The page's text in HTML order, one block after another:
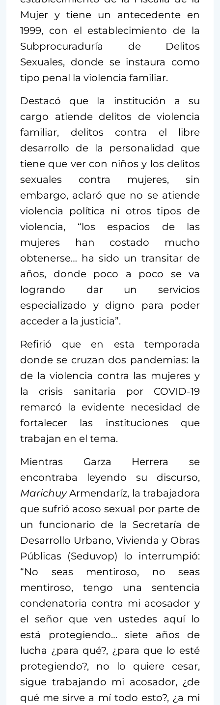
Mujer y tiene un antecedente en
1999, con el establecimiento de la
Subprocuraduría de Delitos
Sexuales, donde se instaura como
tipo penal la violencia familiar.
Destacó que la institución a su
cargo atiende delitos de violencia
familiar, delitos contra el libre
desarrollo de la personalidad que
tiene que ver con niños y los delitos
sexuales contra mujeres, sin
embargo, aclaró que no se atiende
violencia política ni otros tipos de
violencia, “los espacios de las
mujeres han costado mucho
obtenerse… ha sido un transitar de
años, donde poco a poco se va
logrando dar un servicios
especializado y digno para poder
acceder a la justicia”.
Refirió que en esta temporada
donde se cruzan dos pandemias: la
de la violencia contra las mujeres y
la crisis sanitaria por COVID-19
remarcó la evidente necesidad de
fortalecer las instituciones que
trabajan en el tema.
Mientras Garza Herrera se
encontraba leyendo su discurso,
MarichuyArmendaríz, la trabajadora
que sufrió acoso sexual por parte de
un funcionario de la Secretaría de
Desarrollo Urbano, Vivienda y Obras
Públicas (Seduvop) lo interrumpió:
“No seas mentiroso, no seas
mentiroso, tengo una sentencia
condenatoria contra mi acosador y
el señor que ven ustedes aquí lo
está protegiendo… siete años de
lucha ¿para qué?, ¿para que lo esté
protegiendo?, no lo quiere cesar,
sigue trabajando mi acosador, ¿de
qué me sirve a mí todo esto?, ¿a mi